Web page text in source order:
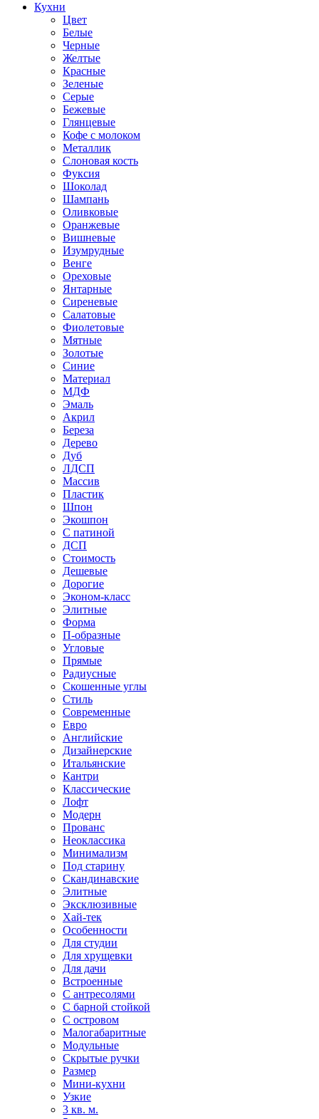
Кухни
Цвет
Белые
Черные
Желтые
Красные
Зеленые
Серые
Бежевые
Глянцевые
Кофе с молоком
Металлик
Слоновая кость
Фуксия
Шоколад
Шампань
Оливковые
Оранжевые
Вишневые
Изумрудные
Венге
Ореховые
Янтарные
Сиреневые
Салатовые
Фиолетовые
Мятные
Золотые
Синие
Материал
МДФ
Эмаль
Акрил
Береза
Дерево
Дуб
ЛДСП
Массив
Пластик
Шпон
Экошпон
С патиной
ДСП
Стоимость
Дешевые
Дорогие
Эконом-класс
Элитные
Форма
П-образные
Угловые
Прямые
Радиусные
Скошенные углы
Стиль
Современные
Евро
Английские
Дизайнерские
Итальянские
Кантри
Классические
Лофт
Модерн
Прованс
Неоклассика
Минимализм
Под старину
Скандинавские
Элитные
Эксклюзивные
Хай-тек
Особенности
Для студии
Для хрущевки
Для дачи
Встроенные
С антресолями
С барной стойкой
С островом
Малогабаритные
Модульные
Скрытые ручки
Размер
Мини-кухни
Узкие
3 кв. м.